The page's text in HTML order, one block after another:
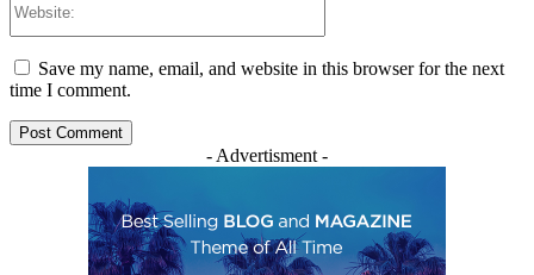
Save my name, email, and website in this browser for the next
time I comment.
- Advertisment -